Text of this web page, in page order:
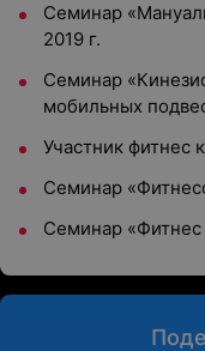
Семинар
2019 г.
Семинар
мобильных
Участник фитнес
Семинар
Семинар «Фитнес